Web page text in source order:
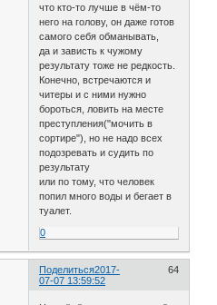
что кто-то лучше в чём-то
него на голову, он даже готов
самого себя обманывать,
да и зависть к чужому
результату тоже не редкость.
Конечно, встречаются и
читеры и с ними нужно
бороться, ловить на месте
преступления("мочить в
сортире"), но не надо всех
подозревать и судить по
результату
или по тому, что человек
попил много воды и бегает в
туалет.
0
Поделиться 64
2017-
07-07 13:59:52